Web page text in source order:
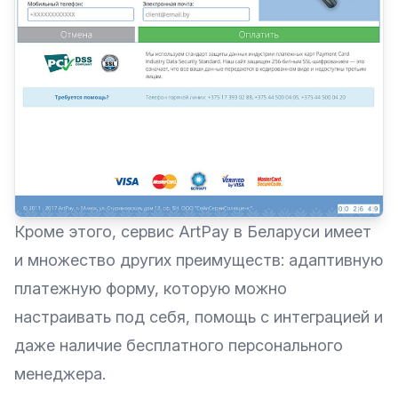
Кроме этого, сервис ArtPay в Беларуси имеет
и множество других преимуществ: адаптивную
платежную форму, которую можно
настраивать под себя, помощь с интеграцией и
даже наличие бесплатного персонального
менеджера.